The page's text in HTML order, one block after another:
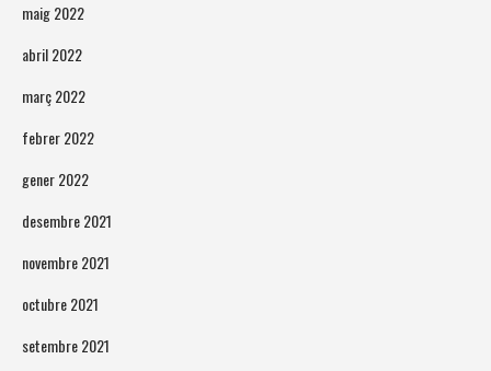
maig 2022
abril 2022
març 2022
febrer 2022
gener 2022
desembre 2021
novembre 2021
octubre 2021
setembre 2021